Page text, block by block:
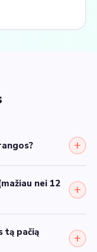
+
nei 12
+
tą pačią
+